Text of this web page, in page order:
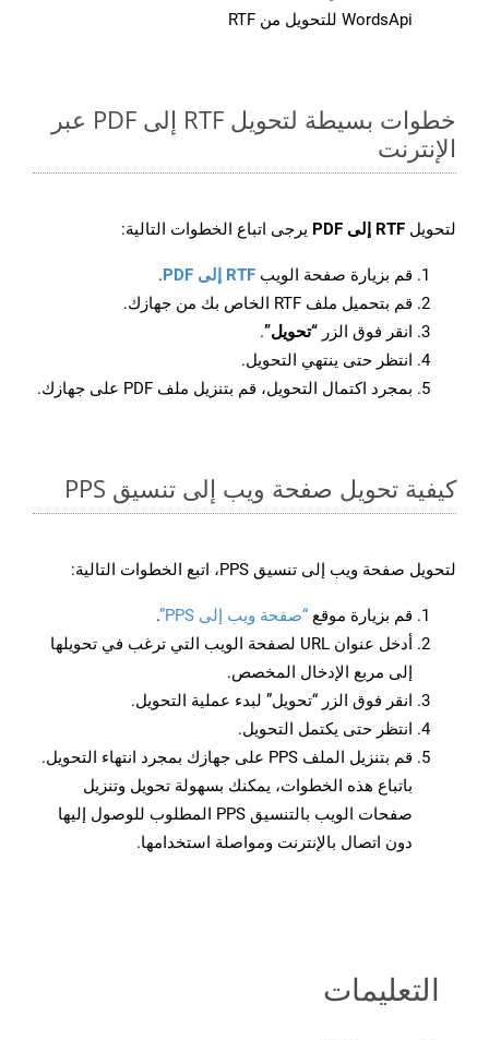
WordsApi للتحويل من RTF
خطوات بسيطة لتحويل RTF إلى PDF عبر
الإنترنت
لتحويل RTF إلى PDF يرجى اتباع الخطوات التالية:
قم بزيارة صفحة الويب RTF إلى PDF
.
قم بتحميل ملف RTF الخاص بك من جهازك.
انقر فوق الزر “تحويل”.
انتظر حتى ينتهي التحويل.
بمجرد اكتمال التحويل، قم بتنزيل ملف PDF على جهازك.
كيفية تحويل صفحة ويب إلى تنسيق PPS
لتحويل صفحة ويب إلى تنسيق PPS، اتبع الخطوات التالية:
قم بزيارة موقع “صفحة ويب إلى PPS”
.
أدخل عنوان URL لصفحة الويب التي ترغب في تحويلها
إلى مربع الإدخال المخصص.
انقر فوق الزر “تحويل” لبدء عملية التحويل.
انتظر حتى يكتمل التحويل.
قم بتنزيل الملف PPS على جهازك بمجرد انتهاء التحويل.
باتباع هذه الخطوات، يمكنك بسهولة تحويل وتنزيل
صفحات الويب بالتنسيق PPS المطلوب للوصول إليها
دون اتصال بالإنترنت ومواصلة استخدامها.
التعليمات